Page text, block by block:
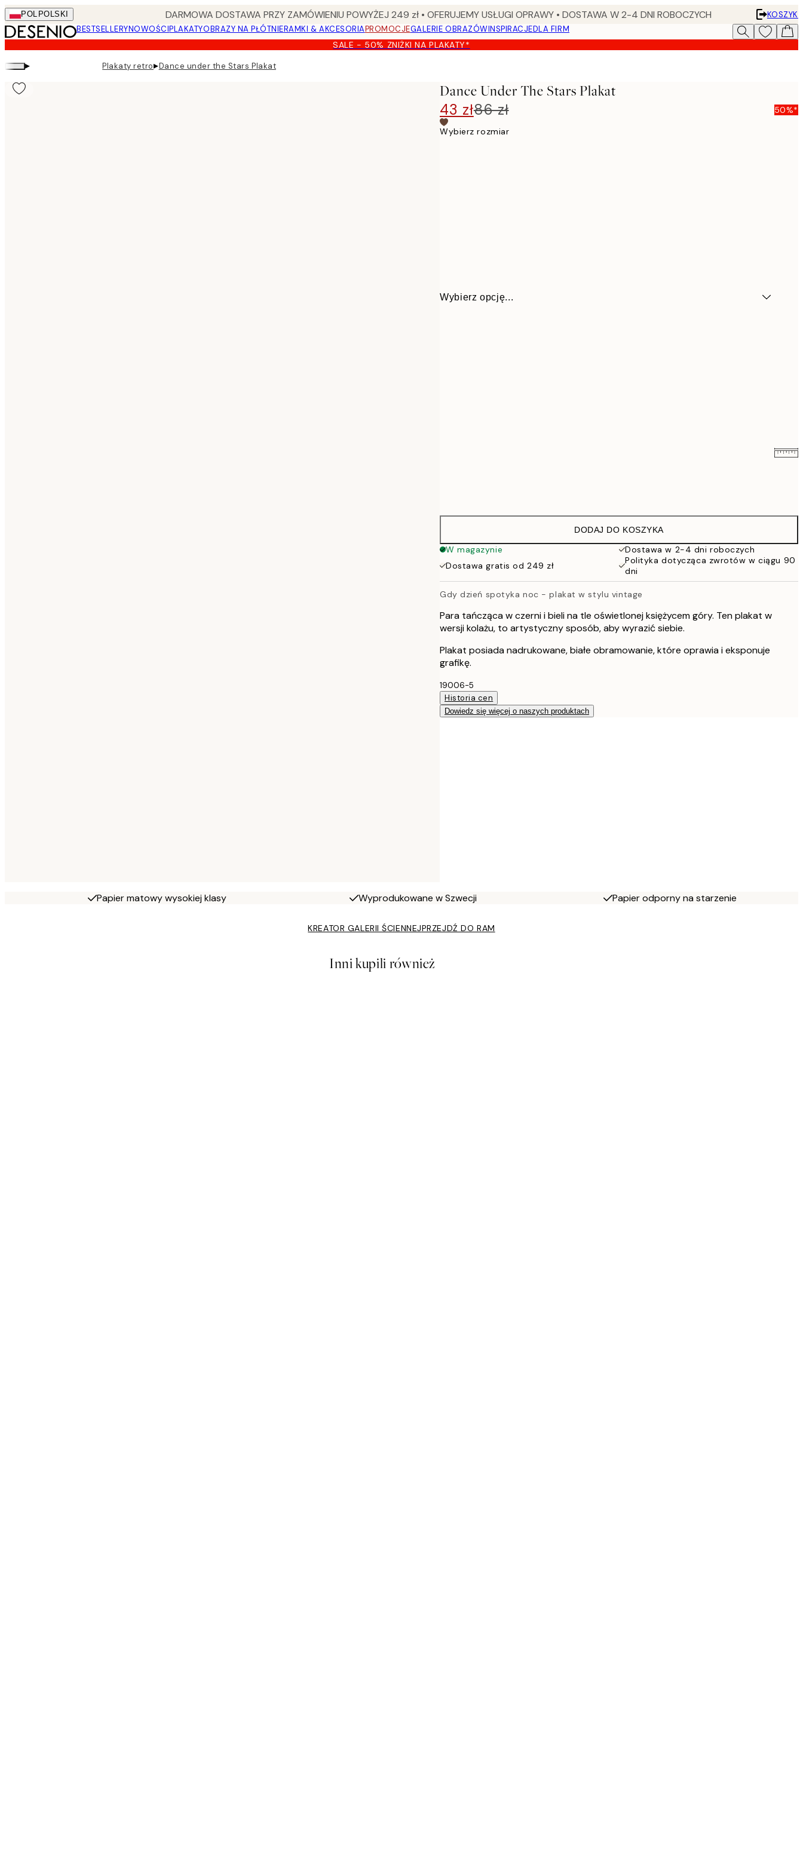
Skip
to
main
content.
POL POLSKI DARMOWA DOSTAWA PRZY ZAMÓWIENIU POWYŻEJ 249 zł • OFERUJEMY USŁUGI OPRAWY • DOSTAWA W 2-4 DNI ROBOCZYCH
KOSZYK
BESTSELLERYNOWOŚCIPLAKATYOBRAZY NA PŁÓTNIERAMKI & AKCESORIAPROMOCJEGALERIE OBRAZÓWINSPIRACJEDLA FIRM
SALE - 50% ZNIŻKI NA PLAKATY*
▸ Plakaty retro▸Dance under the Stars Plakat
Dance Under The Stars Plakat
43 zł86 zł 50%*
Wybierz rozmiar
Wybierz opcję...
DODAJ DO KOSZYKA
W magazynie
Dostawa w 2-4 dni roboczych
Dostawa gratis od 249 zł
Polityka dotycząca zwrotów w ciągu 90
dni
Gdy dzień spotyka noc - plakat w stylu vintage
Para tańcząca w czerni i bieli na tle oświetlonej księżycem góry. Ten plakat w
wersji kolażu, to artystyczny sposób, aby wyrazić siebie.
Plakat posiada nadrukowane, białe obramowanie, które oprawia i eksponuje
grafikę.
19006-5
Historia cen
Dowiedz się więcej o naszych produktach
Papier matowy wysokiej klasy Wyprodukowane w Szwecji Papier odporny na starzenie
KREATOR GALERII ŚCIENNEJPRZEJDŹ DO RAM
Inni kupili również